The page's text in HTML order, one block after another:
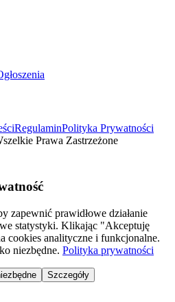
RegulaminPolityka Prywatności
Prawa Zastrzeżone
zapewnić prawidłowe działanie
statystyki. Klikając "Akceptuję
cookies analityczne i funkcjonalne.
niezbędne. Polityka prywatności
Szczegóły